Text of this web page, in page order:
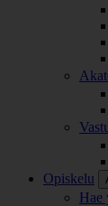
Opiskelu
Hae